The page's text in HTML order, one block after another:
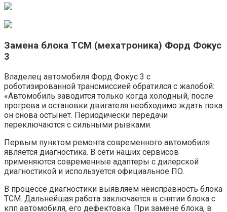
Замена блока ТСМ (мехатроника) Форд Фокус
3
Владелец автомобиля Форд Фокус 3 с
роботизированной трансмиссией обратился с жалобой:
«Автомобиль заводится только когда холодный, после
прогрева и остановки двигателя необходимо ждать пока
он снова остынет. Периодически передачи
переключаются с сильными рывками.
Первым пунктом ремонта современного автомобиля
является диагностика. В сети наших сервисов
применяются современные адаптеры с дилерской
диагностикой и используется официальное ПО.
В процессе диагностики выявляем неисправность блока
ТСМ. Дальнейшая работа заключается в снятии блока с
кпп автомобиля, его дефектовка. При замене блока, в